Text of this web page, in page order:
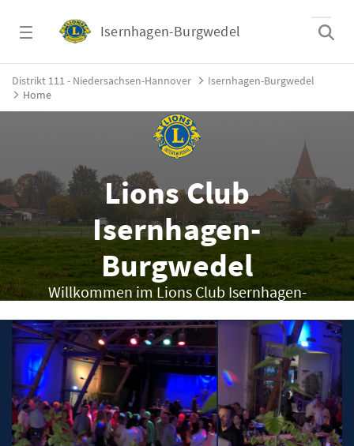
Isernhagen-Burgwedel
Home - Isernhagen-Burgwedel
Distrikt 111 - Niedersachsen-Hannover
Isernhagen-Burgwedel
Home
Lions Club
Isernhagen-
Burgwedel
Willkommen im Lions Club Isernhagen-